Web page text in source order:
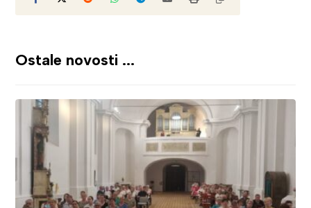
Ostale novosti ...